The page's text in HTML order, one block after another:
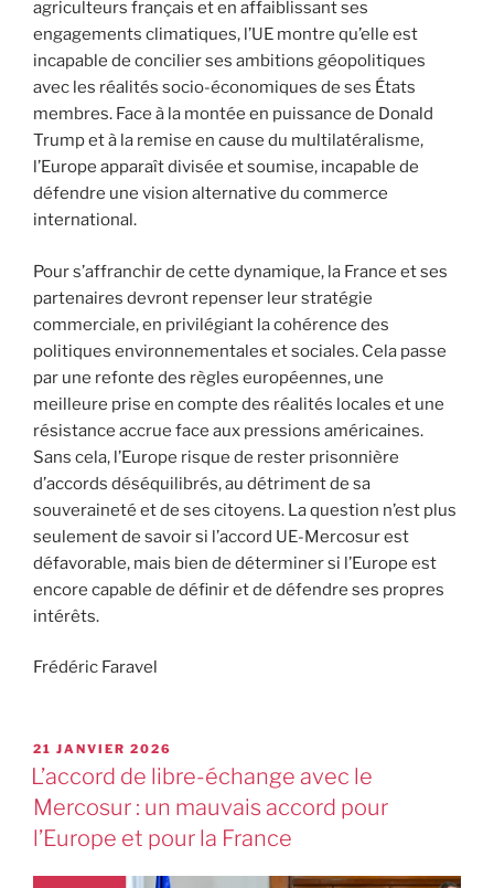
agriculteurs français et en affaiblissant ses
engagements climatiques, l’UE montre qu’elle est
incapable de concilier ses ambitions géopolitiques
avec les réalités socio-économiques de ses États
membres. Face à la montée en puissance de Donald
Trump et à la remise en cause du multilatéralisme,
l’Europe apparaît divisée et soumise, incapable de
défendre une vision alternative du commerce
international.
Pour s’affranchir de cette dynamique, la France et ses
partenaires devront repenser leur stratégie
commerciale, en privilégiant la cohérence des
politiques environnementales et sociales. Cela passe
par une refonte des règles européennes, une
meilleure prise en compte des réalités locales et une
résistance accrue face aux pressions américaines.
Sans cela, l’Europe risque de rester prisonnière
d’accords déséquilibrés, au détriment de sa
souveraineté et de ses citoyens. La question n’est plus
seulement de savoir si l’accord UE-Mercosur est
défavorable, mais bien de déterminer si l’Europe est
encore capable de définir et de défendre ses propres
intérêts.
Frédéric Faravel
21 JANVIER 2026
L’accord de libre-échange avec le
Mercosur : un mauvais accord pour
l’Europe et pour la France